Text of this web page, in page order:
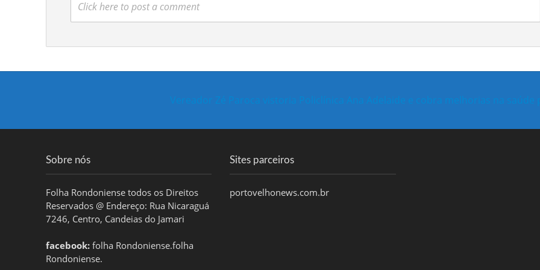
Click here to post a comment
Vereador Zé Paroca vistoria Policlínica Ana Adelaide e cobra melhorias na saúde
Sobre nós
Folha Rondoniense todos os Direitos
Reservados @ Endereço: Rua Nicaraguá
7246, Centro, Candeias do Jamari
facebook:folha Rondoniense.folha
Rondoniense.
Sites parceiros
portovelhonews.com.br